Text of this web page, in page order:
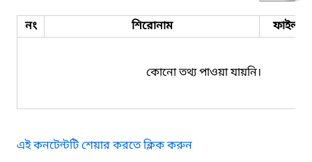
নং শিরোনাম ফাইল
কোনো তথ্য পাওয়া যায়নি।
এই কনটেন্টটি শেয়ার করতে ক্লিক করুন